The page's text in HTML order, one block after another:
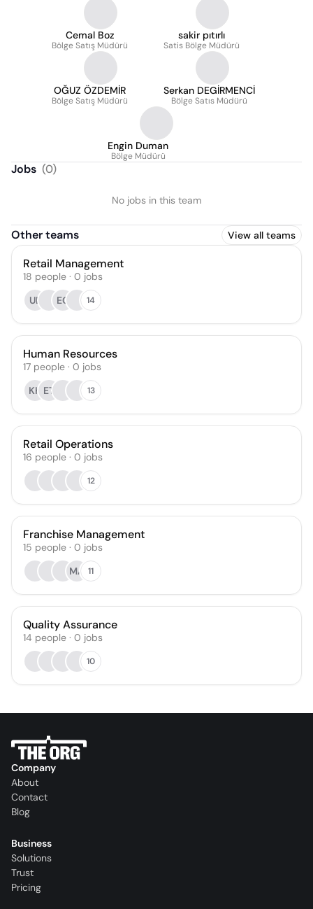
Cemal Boz
Bölge Satış Müdürü
sakir pıtırlı
Satis Bölge Müdürü
OĞUZ ÖZDEMİR
Bölge Satış Müdürü
Serkan DEGİRMENCİ
Bölge Satıs Müdürü
Engin Duman
Bölge Müdürü
Jobs (0)
No jobs in this team
Other teams View all teams
Retail Management
18 people · 0 jobs
UE
EG 14
Human Resources
17 people · 0 jobs
KK ET 13
Retail Operations
16 people · 0 jobs
12
Franchise Management
15 people · 0 jobs
MA
11
Quality Assurance
14 people · 0 jobs
10
Company
About
Contact
Blog
Business
Solutions
Trust
Pricing